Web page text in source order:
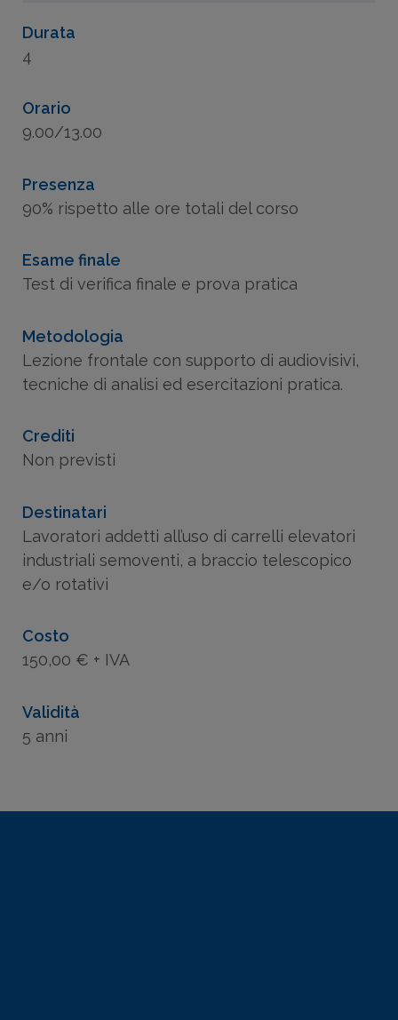
Date e orari:
Presso partner - Viale Europa, 20, 10050
Durata
4
Orario
9.00/13.00
Presenza
90% rispetto alle ore totali del corso
Esame finale
Test di verifica finale e prova pratica
Metodologia
Lezione frontale con supporto di audiovisivi,
tecniche di analisi ed esercitazioni pratica.
Crediti
Non previsti
Destinatari
Lavoratori addetti all’uso di carrelli elevatori
industriali semoventi, a braccio telescopico
e/o rotativi
Costo
150,00 € + IVA
Validità
5 anni